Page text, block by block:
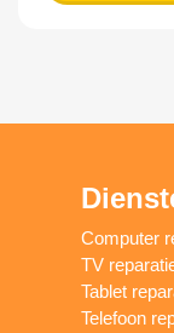
Computer
TV
Tablet
Telefoon